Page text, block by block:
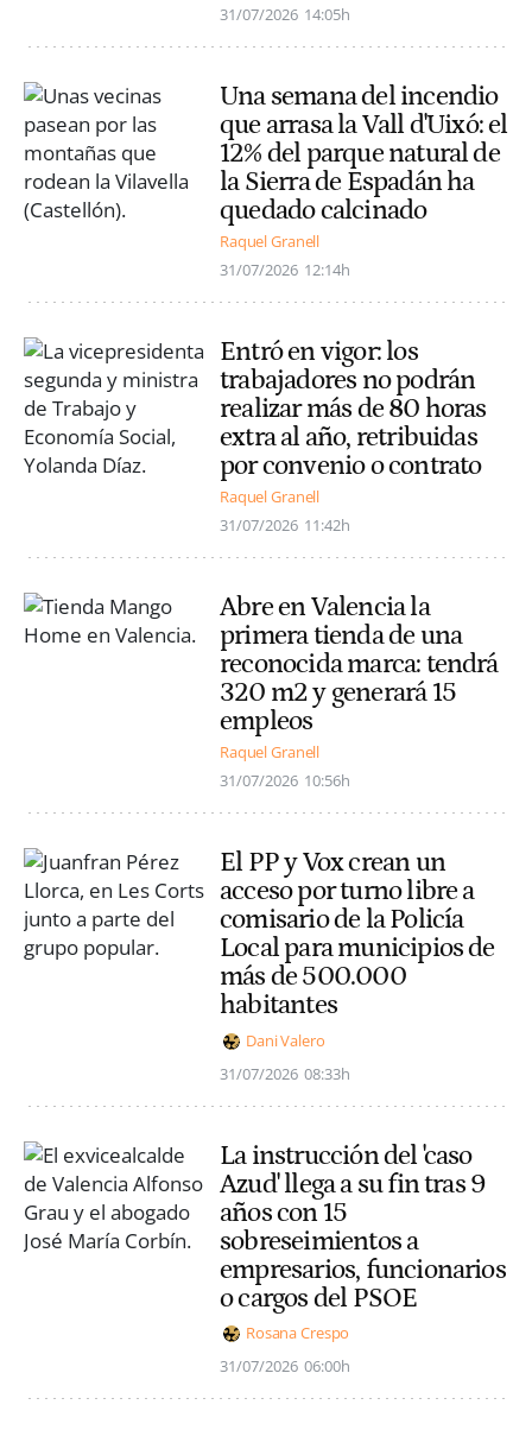
31/07/2026 14:05h
Una semana del incendio
que arrasa la Vall d'Uixó: el
12% del parque natural de
la Sierra de Espadán ha
quedado calcinado
Raquel Granell
31/07/2026 12:14h
Entró en vigor: los
trabajadores no podrán
realizar más de 80 horas
extra al año, retribuidas
por convenio o contrato
Raquel Granell
31/07/2026 11:42h
Abre en Valencia la
primera tienda de una
reconocida marca: tendrá
320 m2 y generará 15
empleos
Raquel Granell
31/07/2026 10:56h
El PP y Vox crean un
acceso por turno libre a
comisario de la Policía
Local para municipios de
más de 500.000
habitantes
Dani Valero
31/07/2026 08:33h
La instrucción del 'caso
Azud' llega a su fin tras 9
años con 15
sobreseimientos a
empresarios, funcionarios
o cargos del PSOE
Rosana Crespo
31/07/2026 06:00h